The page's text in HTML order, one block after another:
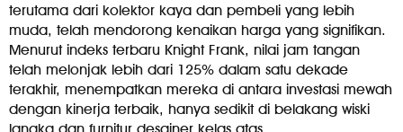
terutama dari kolektor kaya dan pembeli yang lebih
muda, telah mendorong kenaikan harga yang signifikan.
Menurut indeks terbaru Knight Frank, nilai jam tangan
telah melonjak lebih dari 125% dalam satu dekade
terakhir, menempatkan mereka di antara investasi mewah
dengan kinerja terbaik, hanya sedikit di belakang wiski